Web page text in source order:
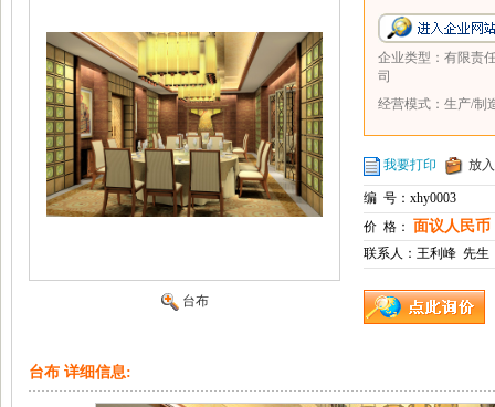
台布
企业类型：有限责
司
经营模式：生产/制
我要打印 放
编 号：xhy0003
价 格： 面议人民币
联系人：王利峰 先
台布 详细信息: